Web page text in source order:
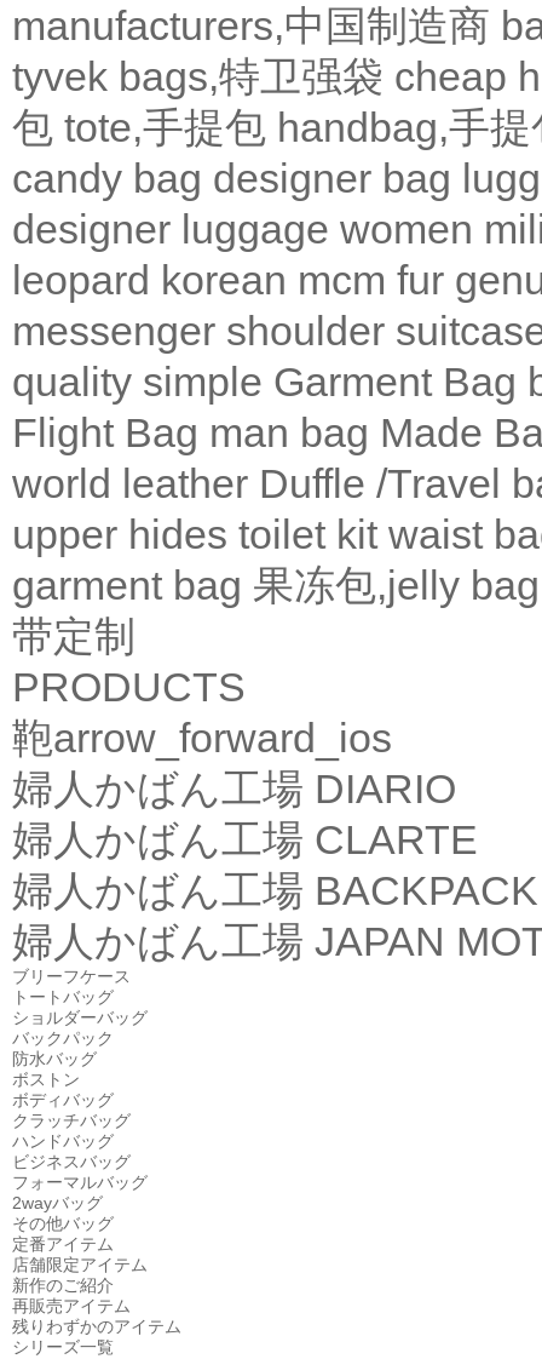
manufacturers,中国制造商
tyvek bags,特卫强袋 cheap
包 tote,手提包 handbag,手提
candy bag designer bag
designer luggage women
leopard korean mcm fur
messenger shoulder
quality simple Garment Bag
Flight Bag man bag Made
world leather Duffle /Travel
upper hides toilet kit waist
garment bag 果冻包,jelly bag
带定制
PRODUCTS
鞄arrow_forward_ios
婦人かばん工場 DIARIO
婦人かばん工場 CLARTE
婦人かばん工場 BACKPACK
婦人かばん工場 JAPAN
ブリーフケース
トートバッグ
ショルダーバッグ
バックパック
防水バッグ
ボストン
ボディバッグ
クラッチバッグ
ハンドバッグ
ビジネスバッグ
フォーマルバッグ
2wayバッグ
その他バッグ
定番アイテム
店舗限定アイテム
新作のご紹介
再販売アイテム
残りわずかのアイテム
シリーズ一覧